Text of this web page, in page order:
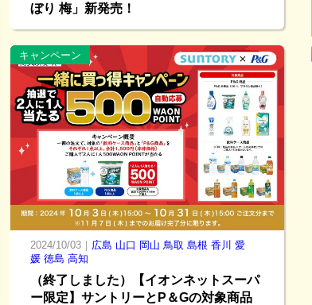
ぼり 梅」新発売！
キャンペーン
2024/10/03｜ 広島 山口 岡山 鳥取 島根 香川 愛
媛 徳島 高知
（終了しました）【イオンネットスーパ
ー限定】サントリーとP＆Gの対象商品